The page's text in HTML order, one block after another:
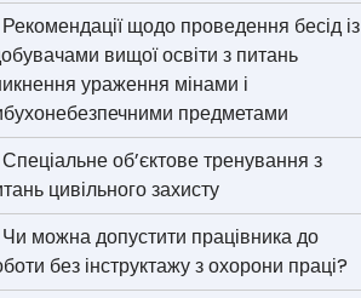
Рекомендації щодо проведення бесід із
вищої освіти з питань
ураження мінами і
предметами
Спеціальне об’єктове тренування з
цивільного захисту
Чи можна допустити працівника до
без інструктажу з охорони праці?